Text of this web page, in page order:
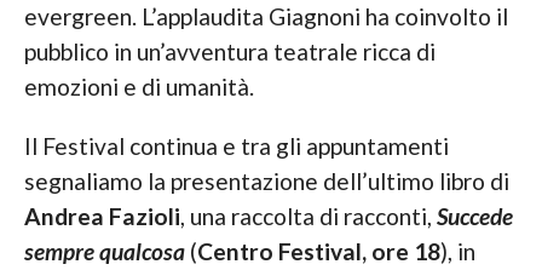
evergreen. L’applaudita Giagnoni ha coinvolto il
pubblico in un’avventura teatrale ricca di
emozioni e di umanità.
Il Festival continua e tra gli appuntamenti
segnaliamo la presentazione dell’ultimo libro di
Andrea Fazioli , una raccolta di racconti, Succede
sempre qualcosa(Centro Festival, ore 18), in